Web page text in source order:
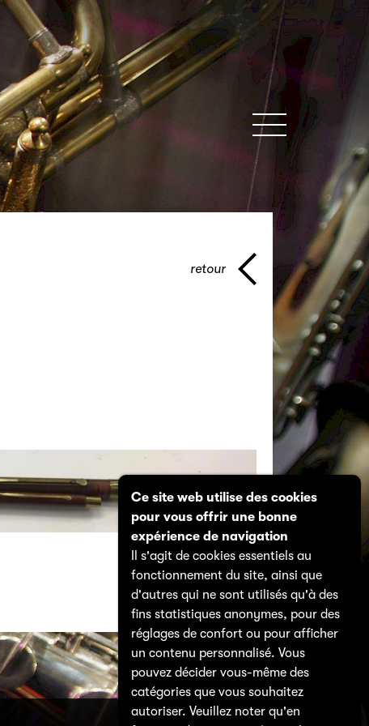
MENU
retour
Ce site web utilise des cookies
pour vous offrir une bonne
expérience de navigation
Il s'agit de cookies essentiels au
fonctionnement du site, ainsi que
d'autres qui ne sont utilisés qu'à des
fins statistiques anonymes, pour des
réglages de confort ou pour afficher
un contenu personnalisé. Vous
pouvez décider vous-même des
catégories que vous souhaitez
autoriser. Veuillez noter qu'en